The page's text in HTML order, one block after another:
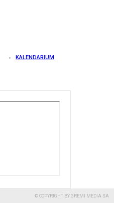
KALENDARIUM
© COPYRIGHT BY GREMI MEDIA SA